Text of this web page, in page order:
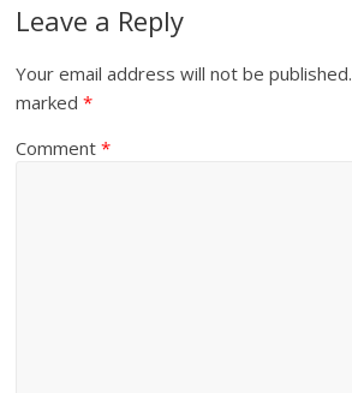
Leave a Reply
Your email address will not be published.
marked*
Comment*